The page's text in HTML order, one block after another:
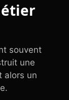
souvent
une
alors un